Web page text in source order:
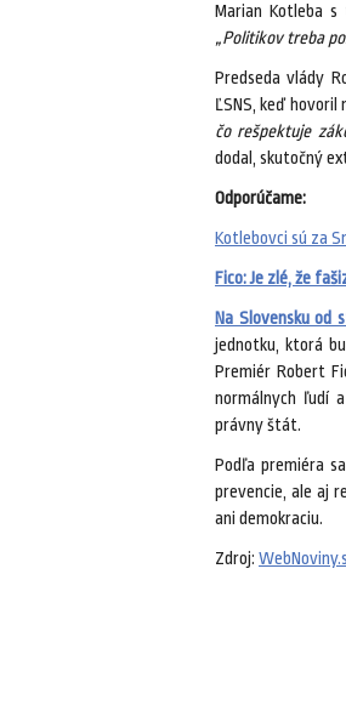
Marian Kotleba
„Politikov treba
Predseda vlády
ĽSNS, keď hovoril
čo rešpektuje
dodal, skutočný
Odporúčame:
Kotlebovci sú za
Fico: Je zlé, že
Na Slovensku od
jednotku, ktorá
Premiér Robert
normálnych ľudí
právny štát.
Podľa premiéra
prevencie, ale aj
ani demokraciu.
Zdroj: